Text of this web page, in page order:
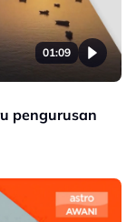
01:09
pengurusan